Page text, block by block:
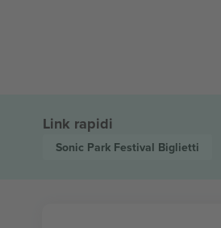
Link rapidi
Sonic Park Festival Biglietti